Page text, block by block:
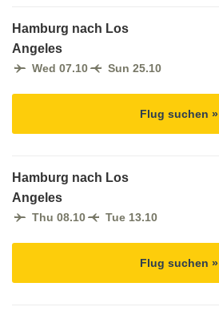
Hamburg nach Los
Angeles
Wed 07.10 Sun 25.10
Flug suchen »
Hamburg nach Los
Angeles
Thu 08.10 Tue 13.10
Flug suchen »